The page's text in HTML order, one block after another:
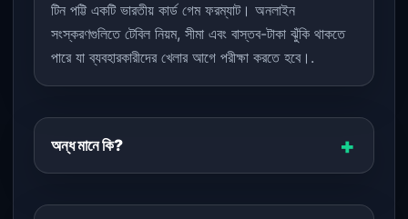
টিন পট্টি একটি ভারতীয় কার্ড গেম ফরম্যাট। অনলাইন
সংস্করণগুলিতে টেবিল নিয়ম, সীমা এবং বাস্তব-টাকা ঝুঁকি থাকতে
পারে যা ব্যবহারকারীদের খেলার আগে পরীক্ষা করতে হবে।.
অন্ধ মানে কি?